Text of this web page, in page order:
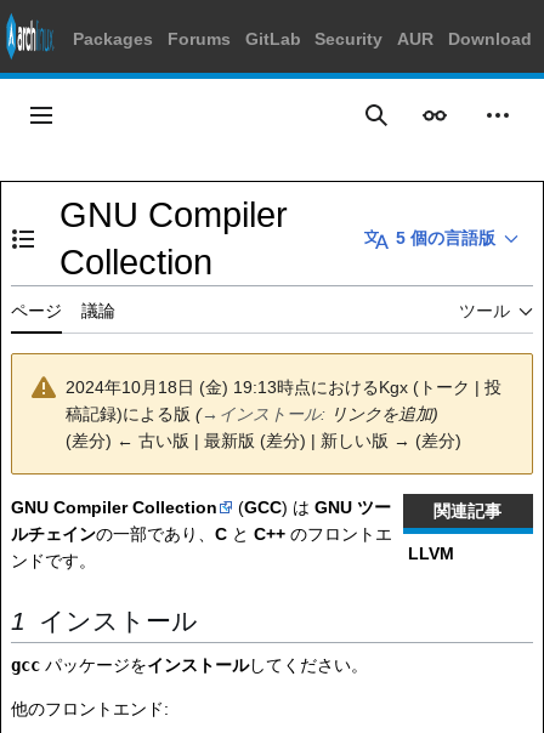
Packages Forums GitLab Security AUR Download
ス
ッ
プ
メインメニュー 検索 表示 個人
目次の表示・非表示を切り替え
GNU Compiler
Collection
5 個の言語版
ページ 議論 ツール
2024年10月18日 (金) 19:13時点におけるKgx ( トーク | 投
稿記録)による版 (→ インストール: リンクを追加)
(差分) ← 古い版 | 最新版 (差分) | 新しい版 → (差分)
関連記事
LLVM
GNU Compiler Collection (GCC) は GNU ツー
ルチェインの一部であり、 C と C++ のフロントエ
ンドです。
インストール
gcc パッケージをインストールしてください。
他のフロントエンド: